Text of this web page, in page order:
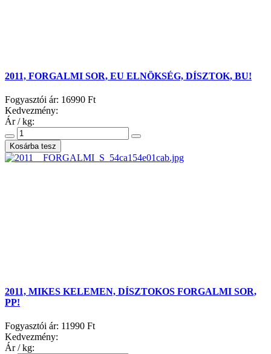
2011, FORGALMI SOR, EU ELNÖKSÉG, DÍSZTOK, BU!
Fogyasztói ár: 16990 Ft
Kedvezmény:
Ár / kg:
2011, MIKES KELEMEN, DÍSZTOKOS FORGALMI SOR,
PP!
Fogyasztói ár: 11990 Ft
Kedvezmény:
Ár / kg: